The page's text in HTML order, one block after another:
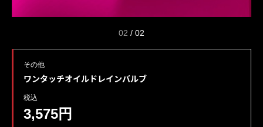
02 / 02
その他
ワンタッチオイルドレインバルブ
税込
3,575円